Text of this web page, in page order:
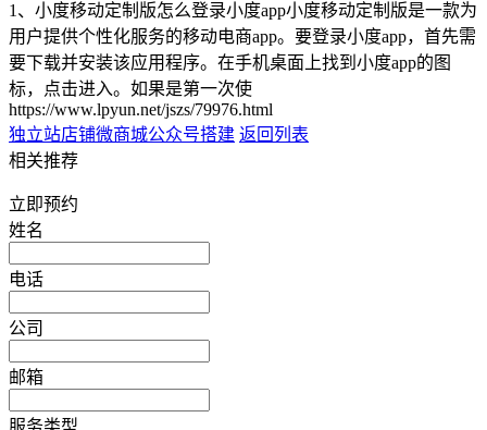
1、小度移动定制版怎么登录小度app小度移动定制版是一款为
用户提供个性化服务的移动电商app。要登录小度app，首先需
要下载并安装该应用程序。在手机桌面上找到小度app的图
标，点击进入。如果是第一次使
https://www.lpyun.net/jszs/79976.html
独立站店铺微商城公众号搭建 返回列表
相关推荐
立即预约
姓名
电话
公司
邮箱